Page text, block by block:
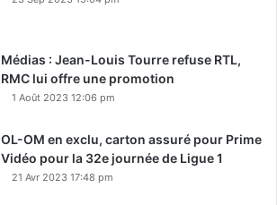
Médias : Jean-Louis Tourre refuse RTL,
RMC lui offre une promotion
1 Août 2023 12:06 pm
OL-OM en exclu, carton assuré pour Prime
Vidéo pour la 32e journée de Ligue 1
21 Avr 2023 17:48 pm